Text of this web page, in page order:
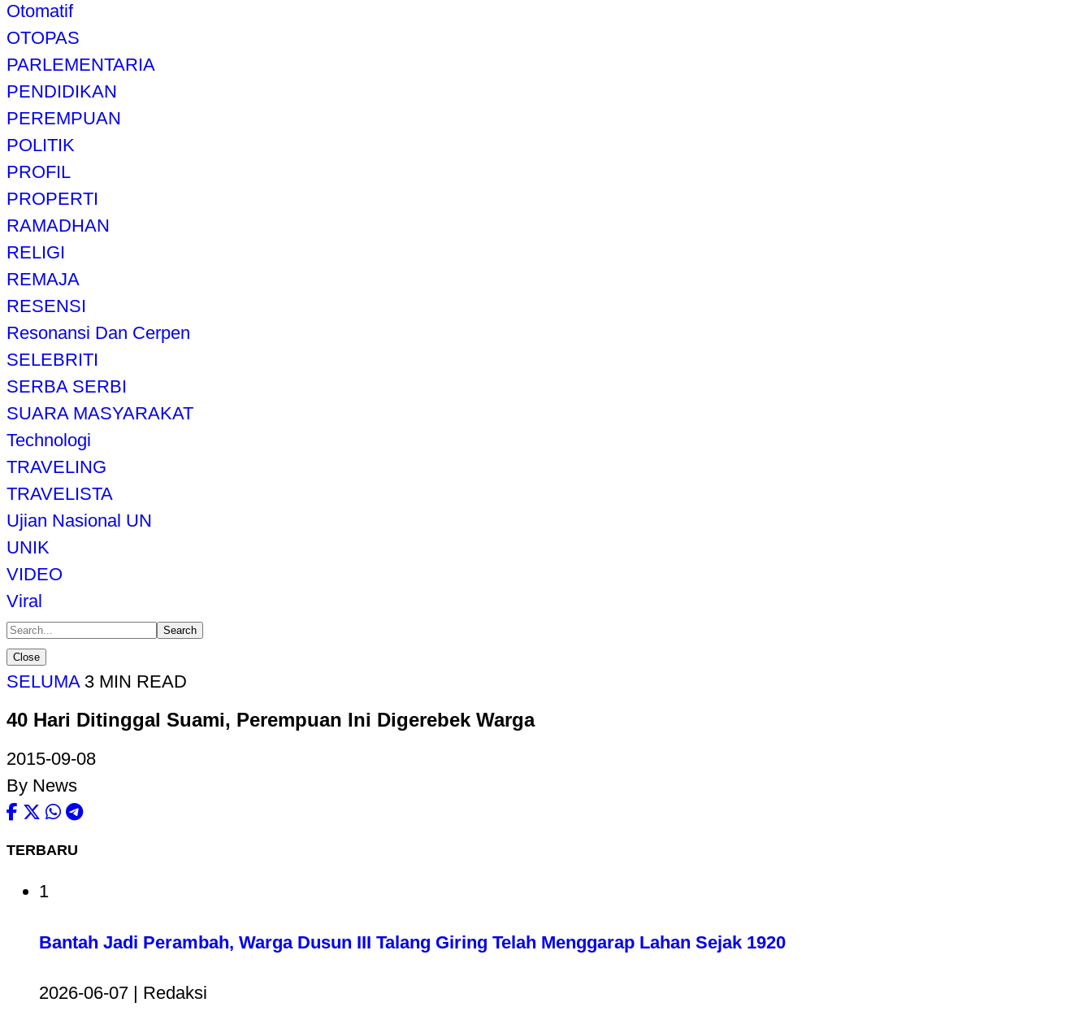
Otomatif
OTOPAS
PARLEMENTARIA
PENDIDIKAN
PEREMPUAN
POLITIK
PROFIL
PROPERTI
RAMADHAN
RELIGI
REMAJA
RESENSI
Resonansi Dan Cerpen
SELEBRITI
SERBA SERBI
SUARA MASYARAKAT
Technologi
TRAVELING
TRAVELISTA
Ujian Nasional UN
UNIK
VIDEO
Viral
Search
Close
SELUMA 3 MIN READ
40 Hari Ditinggal Suami, Perempuan Ini Digerebek Warga
2015-09-08
By News
TERBARU
1
Bantah Jadi Perambah, Warga Dusun III Talang Giring Telah Menggarap Lahan Sejak 1920
2026-06-07 | Redaksi